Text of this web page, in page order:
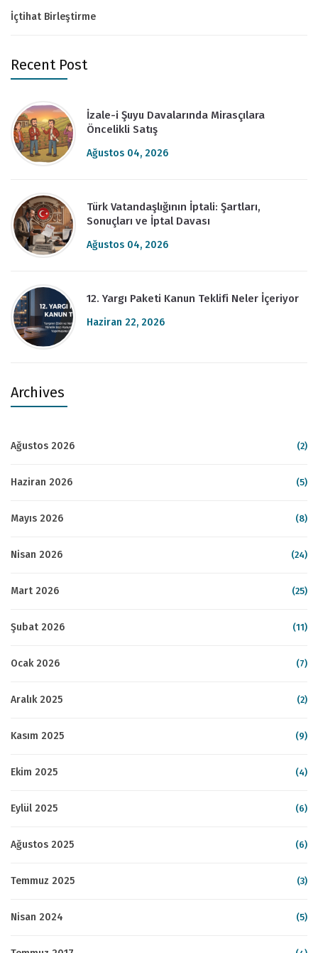
İçtihat Birleştirme
Recent Post
İzale-i Şuyu Davalarında Mirasçılara
Öncelikli Satış
Ağustos 04, 2026
Türk Vatandaşlığının İptali: Şartları,
Sonuçları ve İptal Davası
Ağustos 04, 2026
12. Yargı Paketi Kanun Teklifi Neler İçeriyor
Haziran 22, 2026
Archives
Ağustos 2026 (2)
Haziran 2026 (5)
Mayıs 2026 (8)
Nisan 2026 (24)
Mart 2026 (25)
Şubat 2026 (11)
Ocak 2026 (7)
Aralık 2025 (2)
Kasım 2025 (9)
Ekim 2025 (4)
Eylül 2025 (6)
Ağustos 2025 (6)
Temmuz 2025 (3)
Nisan 2024 (5)